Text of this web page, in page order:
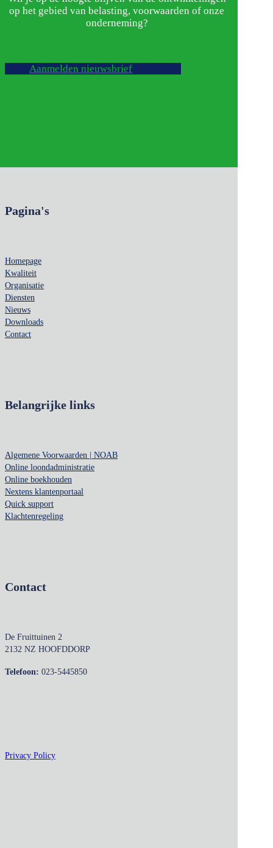
op het gebied van belasting, voorwaarden of onze
onderneming?
Aanmelden nieuwsbrief
Pagina's
Homepage
Kwaliteit
Organisatie
Diensten
Nieuws
Downloads
Contact
Belangrijke links
Algemene Voorwaarden | NOAB
Online loondadministratie
Online boekhouden
Nextens klantenportaal
Quick support
Klachtenregeling
Contact
De Fruittuinen 2
2132 NZ HOOFDDORP
Telefoon: 023-5445850
Privacy Policy